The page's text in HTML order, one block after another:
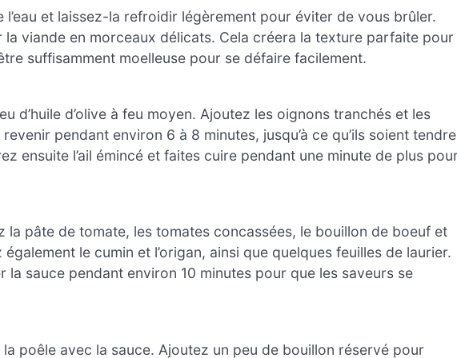
et laissez-la refroidir légèrement pour éviter de vous brûler.
viande en morceaux délicats. Cela créera la texture parfaite pour
suffisamment moelleuse pour se défaire facilement.
d’huile d’olive à feu moyen. Ajoutez les oignons tranchés et les
pendant environ 6 à 8 minutes, jusqu’à ce qu’ils soient
ensuite l’ail émincé et faites cuire pendant une minute de plus
la pâte de tomate, les tomates concassées, le bouillon de boeuf et
le cumin et l’origan, ainsi que quelques feuilles de laurier.
la sauce pendant environ 10 minutes pour que les saveurs se
poêle avec la sauce. Ajoutez un peu de bouillon réservé pour